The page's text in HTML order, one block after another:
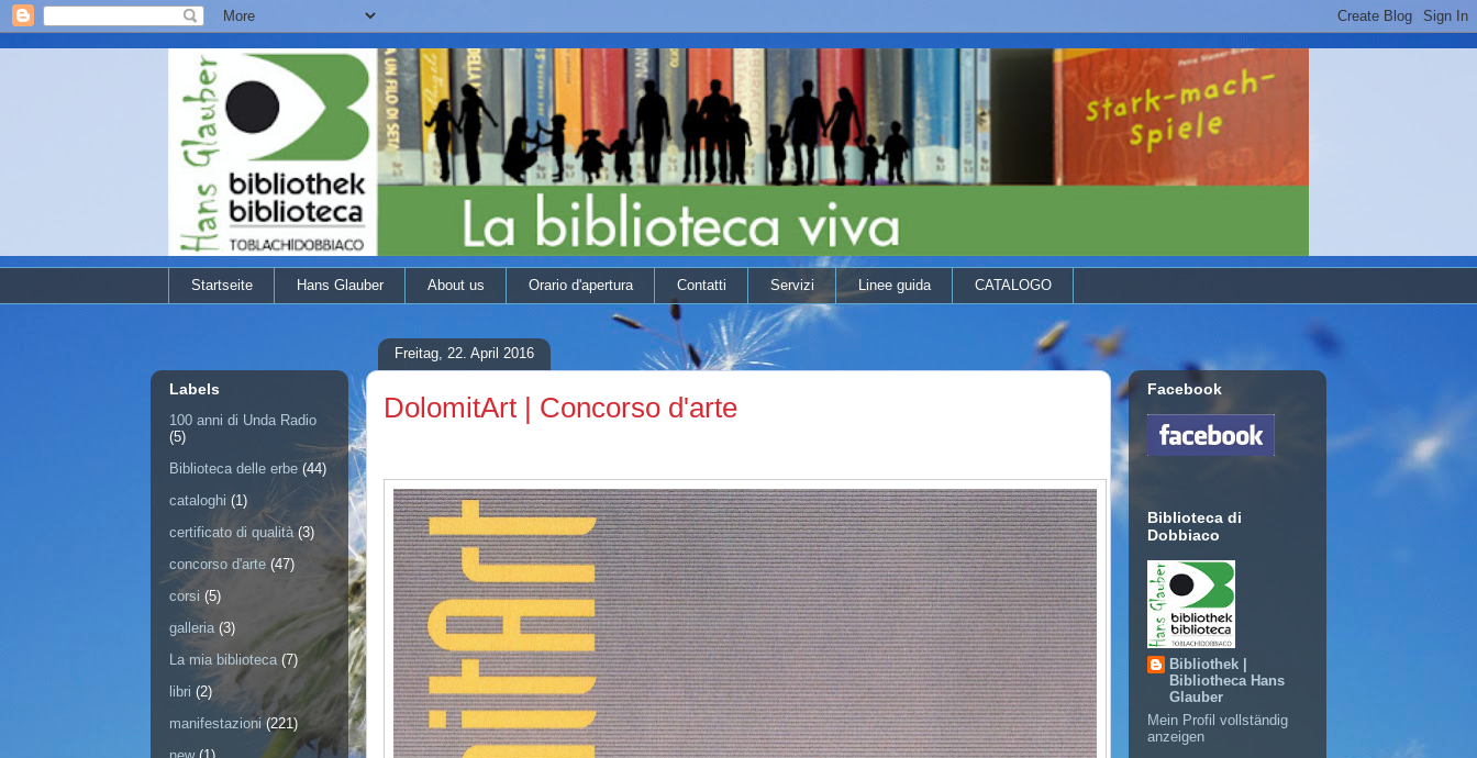
Startseite Hans Glauber About us Orario d'apertura Contatti Servizi Linee guida CATALOGO
Freitag, 22. April 2016
DolomitArt | Concorso d'arte
Labels
100 anni di Unda Radio
(5)
Biblioteca delle erbe (44)
cataloghi (1)
certificato di qualità (3)
concorso d'arte (47)
corsi (5)
galleria (3)
La mia biblioteca (7)
libri (2)
manifestazioni (221)
Facebook
Biblioteca di
Dobbiaco
Bibliothek |
Bibliotheca Hans
Glauber
Mein Profil vollständig
anzeigen